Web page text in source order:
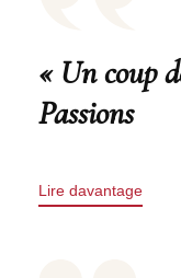
« Un coup
Passions
Lire davantage